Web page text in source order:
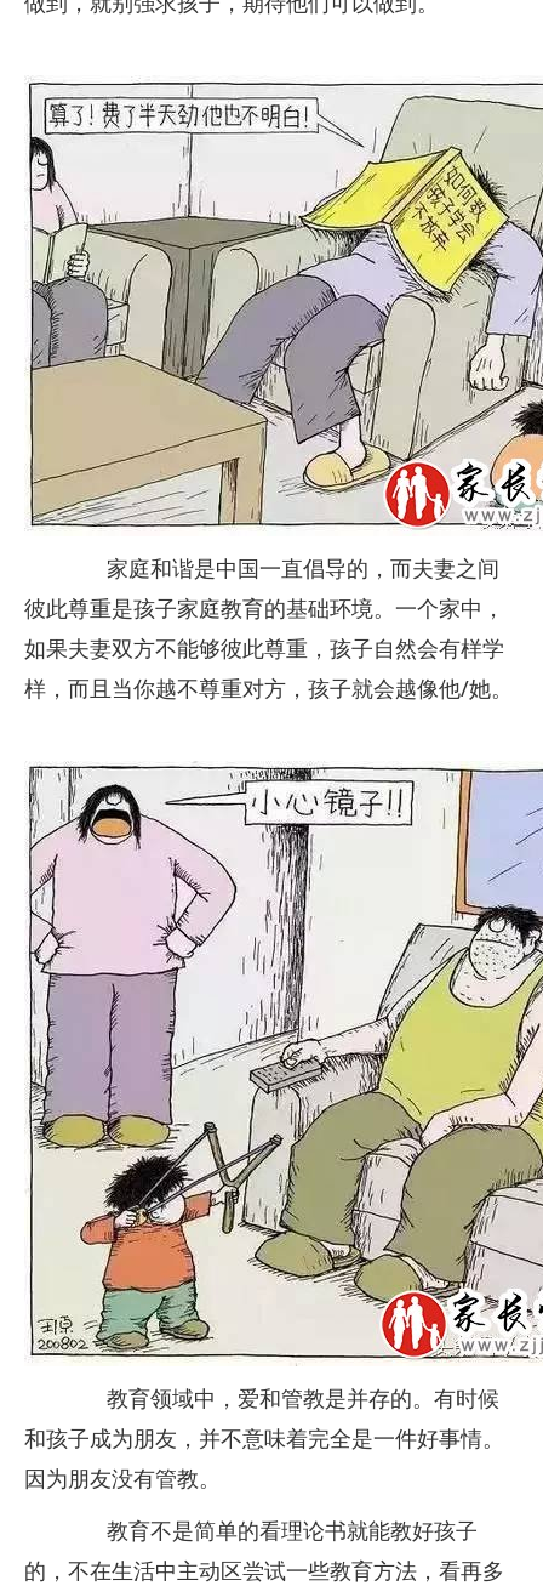
家庭和谐是中国一直倡导的，而夫妻之间
彼此尊重是孩子家庭教育的基础环境。一个家中，
如果夫妻双方不能够彼此尊重，孩子自然会有样学
样，而且当你越不尊重对方，孩子就会越像他/她。
教育领域中，爱和管教是并存的。有时候
和孩子成为朋友，并不意味着完全是一件好事情。
因为朋友没有管教。
教育不是简单的看理论书就能教好孩子
的，不在生活中主动区尝试一些教育方法，看再多